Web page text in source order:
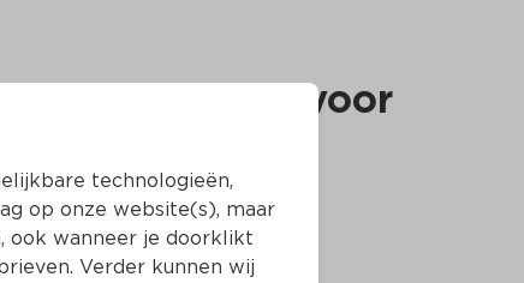
voor
allergie of -
pepernoten
technologieën,
op onze website(s), maar
ook wanneer je doorklikt
Verder kunnen wij